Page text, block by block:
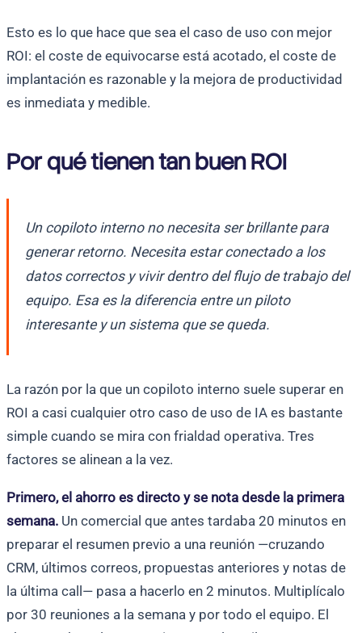
Esto es lo que hace que sea el caso de uso con mejor
ROI: el coste de equivocarse está acotado, el coste de
implantación es razonable y la mejora de productividad
es inmediata y medible.
Por qué tienen tan buen ROI
Un copiloto interno no necesita ser brillante para
generar retorno. Necesita estar conectado a los
datos correctos y vivir dentro del flujo de trabajo del
equipo. Esa es la diferencia entre un piloto
interesante y un sistema que se queda.
La razón por la que un copiloto interno suele superar en
ROI a casi cualquier otro caso de uso de IA es bastante
simple cuando se mira con frialdad operativa. Tres
factores se alinean a la vez.
Primero, el ahorro es directo y se nota desde la primera
semana. Un comercial que antes tardaba 20 minutos en
preparar el resumen previo a una reunión —cruzando
CRM, últimos correos, propuestas anteriores y notas de
la última call— pasa a hacerlo en 2 minutos. Multiplícalo
por 30 reuniones a la semana y por todo el equipo. El